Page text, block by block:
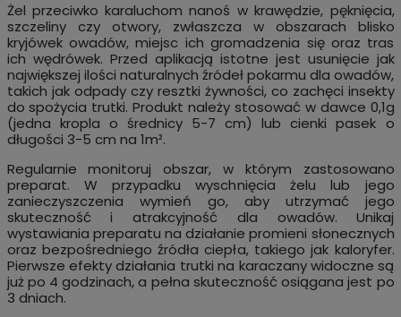
Żel przeciwko karaluchom nanoś w krawędzie, pęknięcia,
szczeliny czy otwory, zwłaszcza w obszarach blisko
kryjówek owadów, miejsc ich gromadzenia się oraz tras
ich wędrówek. Przed aplikacją istotne jest usunięcie jak
największej ilości naturalnych źródeł pokarmu dla owadów,
takich jak odpady czy resztki żywności, co zachęci insekty
do spożycia trutki. Produkt należy stosować w dawce 0,1g
(jedna kropla o średnicy 5-7 cm) lub cienki pasek o
długości 3-5 cm na 1m².
Regularnie monitoruj obszar, w którym zastosowano
preparat. W przypadku wyschnięcia żelu lub jego
zanieczyszczenia wymień go, aby utrzymać jego
skuteczność i atrakcyjność dla owadów. Unikaj
wystawiania preparatu na działanie promieni słonecznych
oraz bezpośredniego źródła ciepła, takiego jak kaloryfer.
Pierwsze efekty działania trutki na karaczany widoczne są
już po 4 godzinach, a pełna skuteczność osiągana jest po
3 dniach.